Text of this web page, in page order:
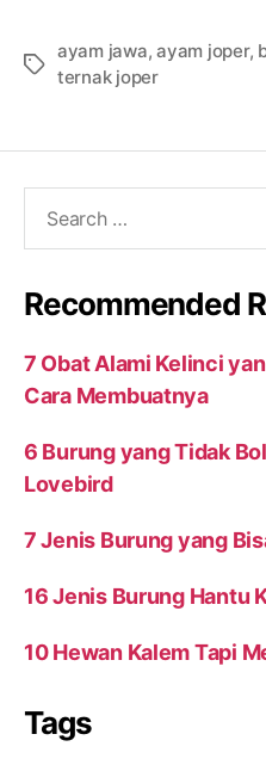
Tags
ayam jawa,ayam joper,
ternak joper
Recommended
7 Obat Alami Kelinci
Cara Membuatnya
6 Burung yang Tidak
Lovebird
7 Jenis Burung yang
16 Jenis Burung Hantu
10 Hewan Kalem Tapi
Tags